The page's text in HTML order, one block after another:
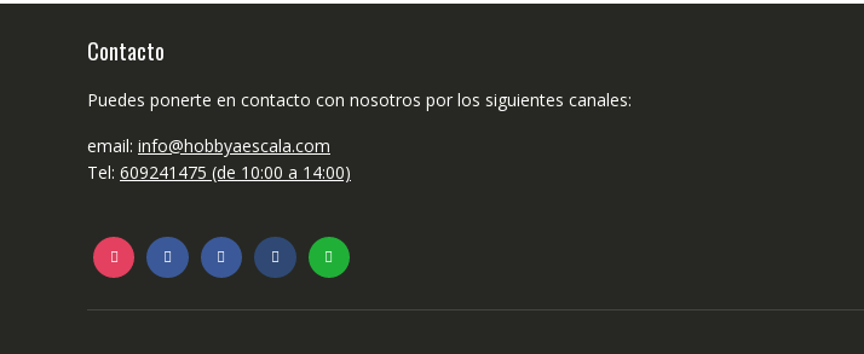
Contacto
Puedes ponerte en contacto con nosotros por los siguientes canales:
email: info@hobbyaescala.com
Tel: 609241475 (de 10:00 a 14:00)